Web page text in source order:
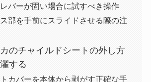
バーが固い場合に試すべき操作
部を手前にスライドさせる際の注
のチャイルドシートの外し方
する
カバーを本体から剥がす正確な手